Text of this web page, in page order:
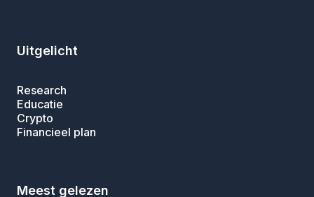
Uitgelicht
Research
Educatie
Crypto
Financieel plan
Meest gelezen